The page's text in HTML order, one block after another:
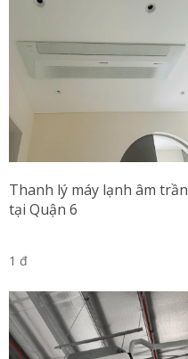
Thanh lý máy lạnh âm trần
tại Quận 6
1 đ